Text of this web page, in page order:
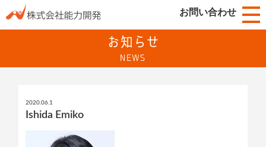
お問い合わせ
お知らせ
NEWS
2020.06.1
Ishida Emiko